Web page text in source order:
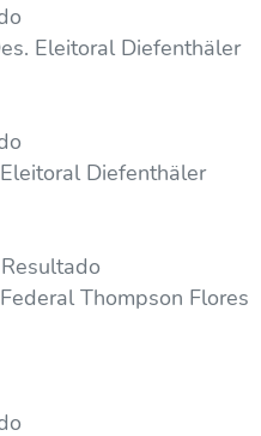
Eleitoral Diefenthäler
Diefenthäler
Thompson Flores